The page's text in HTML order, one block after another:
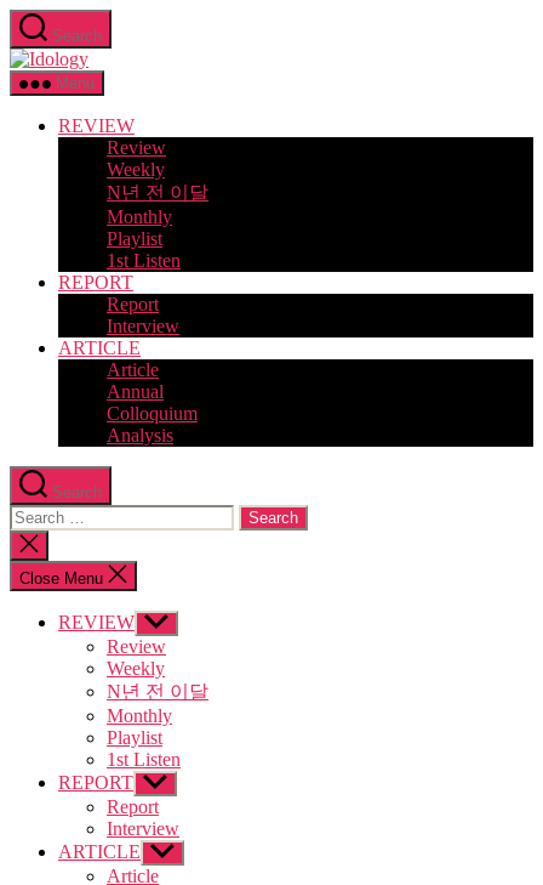
Skip
to
the
content
Search
Idology
Menu
REVIEW
Review
Weekly
N년 전 이달
Monthly
Playlist
1st Listen
REPORT
Report
Interview
ARTICLE
Article
Annual
Colloquium
Analysis
Search
Search
for:
Close
search
Close Menu
REVIEW Show
sub
menu
Review
Weekly
N년 전 이달
Monthly
Playlist
1st Listen
REPORT Show
sub
menu
Report
Interview
ARTICLE Show
sub
Article